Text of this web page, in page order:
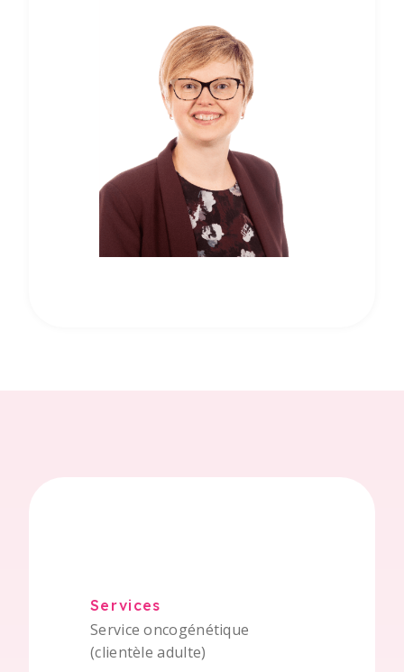
Services
Service oncogénétique
(clientèle adulte)